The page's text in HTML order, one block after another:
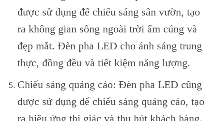
được sử dụng để chiếu sáng sân vườn, tạo
ra không gian sống ngoài trời ấm cúng và
đẹp mắt. Đèn pha LED cho ánh sáng trung
thực, đồng đều và tiết kiệm năng lượng.
Chiếu sáng quảng cáo: Đèn pha LED cũng
được sử dụng để chiếu sáng quảng cáo, tạo
ra hiệu ứng thị giác và thu hút khách hàng.